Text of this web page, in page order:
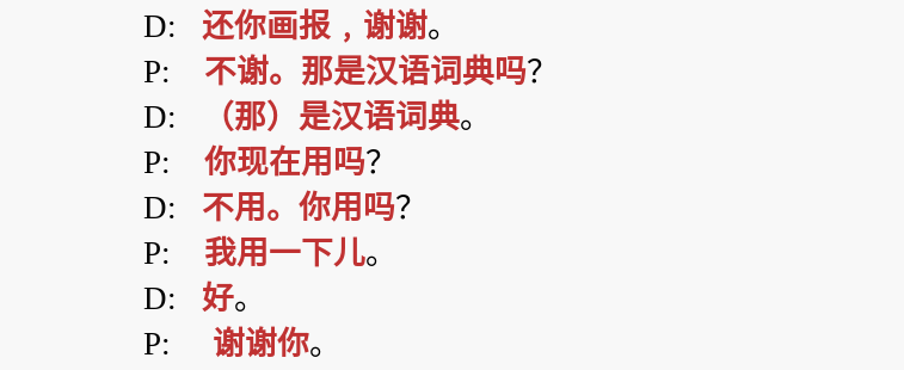
D:还你画报﹐谢谢。
P: 不谢。那是汉语词典吗？
D:
（那）是汉语词典。
P:你现在用吗？
D: 不用。你用吗？
P: 我用一下儿。
D:好。
P:
谢谢你。